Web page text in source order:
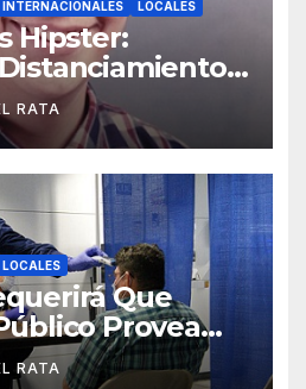
INTERNACIONALES LOCALES
Hipster:
Que El
Hiciera Cool!»
RATA
LOCALES
Que
Provea
A Sus
RATA